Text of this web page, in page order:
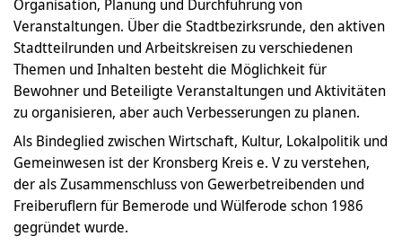
Organisation, Planung und Durchführung von
Veranstaltungen. Über die Stadtbezirksrunde, den aktiven
Stadtteilrunden und Arbeitskreisen zu verschiedenen
Themen und Inhalten besteht die Möglichkeit für
Bewohner und Beteiligte Veranstaltungen und Aktivitäten
zu organisieren, aber auch Verbesserungen zu planen.
Als Bindeglied zwischen Wirtschaft, Kultur, Lokalpolitik und
Gemeinwesen ist der Kronsberg Kreis e. V zu verstehen,
der als Zusammenschluss von Gewerbetreibenden und
Freiberuflern für Bemerode und Wülferode schon 1986
gegründet wurde.